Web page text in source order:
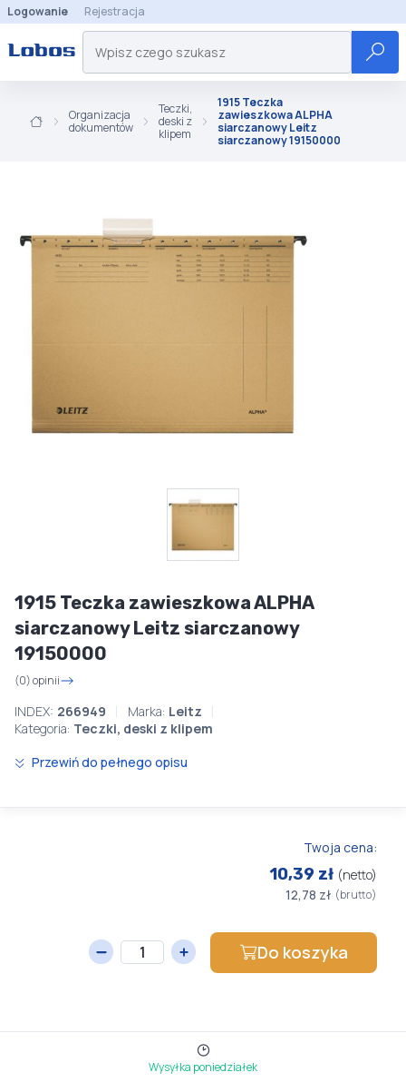
Logowanie Rejestracja
Organizacja
dokumentów
Teczki,
deski z
klipem
1915 Teczka
zawieszkowa ALPHA
siarczanowy Leitz
siarczanowy 19150000
1915 Teczka zawieszkowa ALPHA
siarczanowy Leitz siarczanowy
19150000
(0) opinii
INDEX: 266949 Marka: Leitz
Kategoria: Teczki, deski z klipem
Przewiń do pełnego opisu
Twoja cena:
10,39 zł (netto)
12,78 zł (brutto)
Do koszyka
Wysyłka poniedziałek